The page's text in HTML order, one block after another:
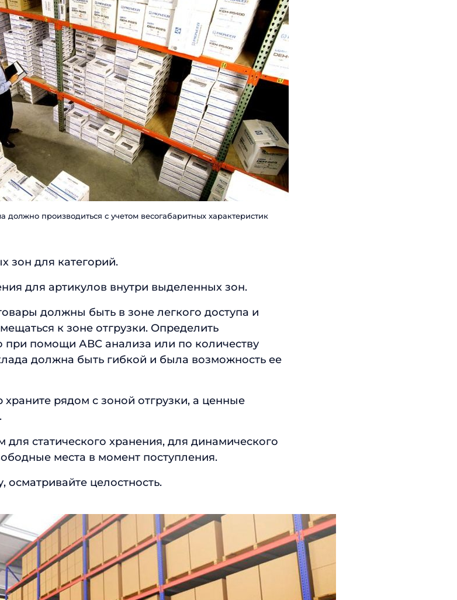
производиться с учетом весогабаритных характеристик
зон для категорий.
для артикулов внутри выделенных зон.
должны быть в зоне легкого доступа и
к зоне отгрузки. Определить
при помощи АВС анализа или по количеству
должна быть гибкой и была возможность ее
рядом с зоной отгрузки, а ценные
для статического хранения, для динамического
места в момент поступления.
осматривайте целостность.